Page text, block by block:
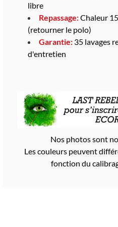
libre
Repassage:Chaleur
(retourner le polo)
Garantie: 35 lavages
d'entretien
Nos photos sont
Les couleurs peuvent
fonction du